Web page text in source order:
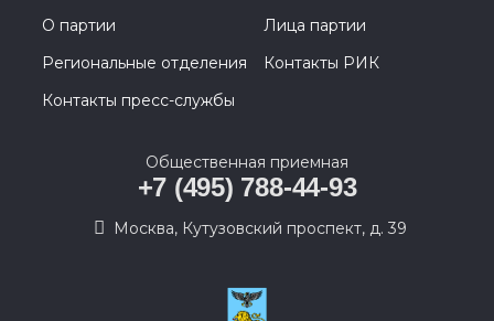
О партии
Лица партии
Региональные отделения
Контакты РИК
Контакты пресс-службы
Общественная приемная
+7 (495) 788-44-93
Москва, Кутузовский проспект, д. 39